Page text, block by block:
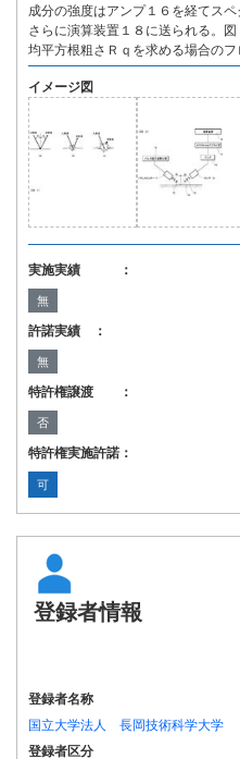
成分の強度はアンプ１６を経てス
さらに演算装置１８に送られる。
均平方根粗さＲｑを求める場合のフ
イメージ図
実施実績 ：
無
許諾実績 ：
無
特許権譲渡 ：
否
特許権実施許諾：
可
登録者情報
登録者名称
国立大学法人 長岡技術科学大学
登録者区分